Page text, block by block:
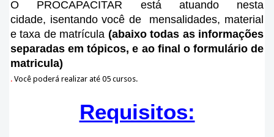
O PROCAPACITAR está atuando nesta
cidade, isentando você de mensalidades, material
e taxa de matrícula (abaixo todas as informações
separadas em tópicos, e ao final o formulário de
matricula)
. Você poderá realizar até 05 cursos.
Requisitos: